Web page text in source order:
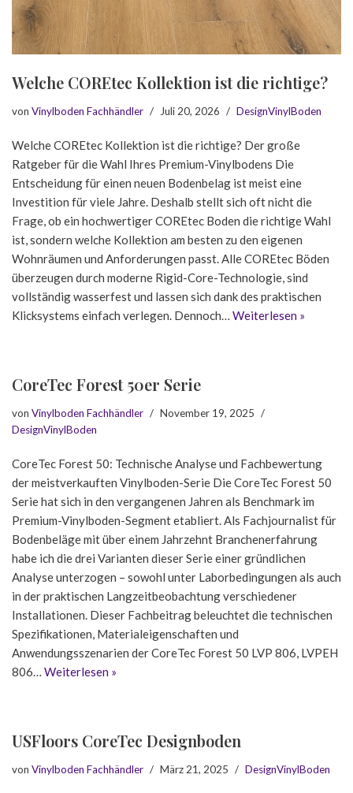
Welche COREtec Kollektion ist die richtige?
von Vinylboden Fachhändler Juli 20, 2026 DesignVinylBoden
Welche COREtec Kollektion ist die richtige? Der große
Ratgeber für die Wahl Ihres Premium-Vinylbodens Die
Entscheidung für einen neuen Bodenbelag ist meist eine
Investition für viele Jahre. Deshalb stellt sich oft nicht die
Frage, ob ein hochwertiger COREtec Boden die richtige Wahl
ist, sondern welche Kollektion am besten zu den eigenen
Wohnräumen und Anforderungen passt. Alle COREtec Böden
überzeugen durch moderne Rigid-Core-Technologie, sind
vollständig wasserfest und lassen sich dank des praktischen
Klicksystems einfach verlegen. Dennoch… Weiterlesen »
CoreTec Forest 50er Serie
von Vinylboden Fachhändler
November 19, 2025
DesignVinylBoden
CoreTec Forest 50: Technische Analyse und Fachbewertung
der meistverkauften Vinylboden-Serie Die CoreTec Forest 50
Serie hat sich in den vergangenen Jahren als Benchmark im
Premium-Vinylboden-Segment etabliert. Als Fachjournalist für
Bodenbeläge mit über einem Jahrzehnt Branchenerfahrung
habe ich die drei Varianten dieser Serie einer gründlichen
Analyse unterzogen – sowohl unter Laborbedingungen als auch
in der praktischen Langzeitbeobachtung verschiedener
Installationen. Dieser Fachbeitrag beleuchtet die technischen
Spezifikationen, Materialeigenschaften und
Anwendungsszenarien der CoreTec Forest 50 LVP 806, LVPEH
806… Weiterlesen »
USFloors CoreTec Designboden
von Vinylboden Fachhändler März 21, 2025 DesignVinylBoden